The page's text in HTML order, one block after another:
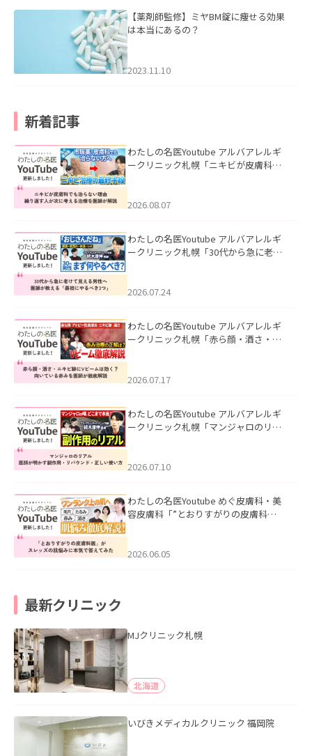
【薬剤師監修】ミヤBM錠に痩せる効果
は本当にあるの？
2023.11.10
新着記事
わたしの名医Youtube アルバアレルギ
ークリニック札幌「ニキビが皮膚科で
ました。
2026.08.07
わたしの名医Youtube アルバアレルギ
ークリニック札幌「30代から急に老け
た。
2026.07.24
わたしの名医Youtube アルバアレルギ
ークリニック札幌「赤ら顔・酒さ・ニ
した。
2026.07.17
わたしの名医Youtube アルバアレルギ
ークリニック札幌「マンジャロのリア
た。
2026.07.10
わたしの名医Youtube めぐ皮膚科・美
容皮膚科「”とおりすがりの皮膚科
2026.06.05
最新クリニック
MJクリニック札幌
北海道
いびきメディカルクリニック 福岡院